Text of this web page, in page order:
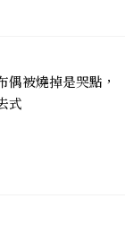
偶被燒掉是哭點，
式